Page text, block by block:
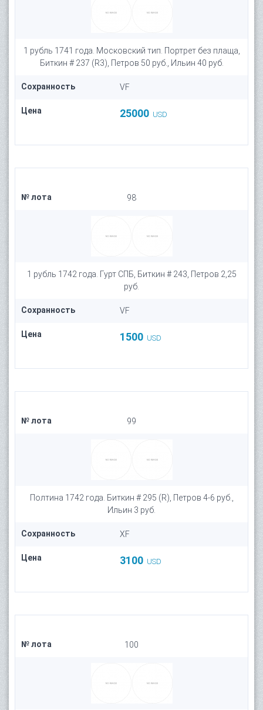
1 рубль 1741 года. Московский тип. Портрет без плаща,
Биткин # 237 (R3), Петров 50 руб., Ильин 40 руб.
Сохранность VF
Цена 25000 USD
№ лота 98
1 рубль 1742 года. Гурт СПБ, Биткин # 243, Петров 2,25
руб.
Сохранность VF
Цена 1500 USD
№ лота 99
Полтина 1742 года. Биткин # 295 (R), Петров 4-6 руб.,
Ильин 3 руб.
Сохранность XF
Цена 3100 USD
№ лота 100